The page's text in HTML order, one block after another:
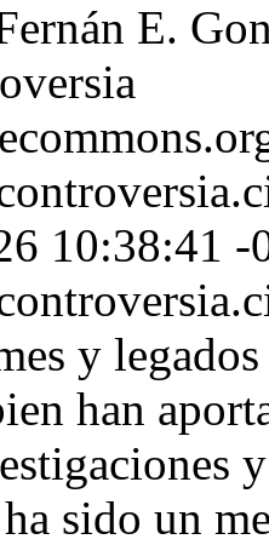
E.
10:38:41 -
y
han
sido un